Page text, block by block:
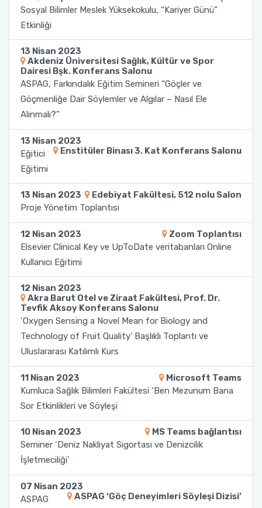
Sosyal Bilimler Meslek Yüksekokulu, “Kariyer Günü”
Etkinliği
13 Nisan 2023
Akdeniz Üniversitesi Sağlık, Kültür ve Spor
Dairesi Bşk. Konferans Salonu
ASPAG, Farkındalık Eğitim Semineri “Göçler ve
Göçmenliğe Dair Söylemler ve Algılar – Nasıl Ele
Alınmalı?”
13 Nisan 2023
Enstitüler Binası 3. Kat Konferans Salonu
Eğitici
Eğitimi
13 Nisan 2023
Edebiyat Fakültesi, 512 nolu Salon
Proje Yönetim Toplantısı
12 Nisan 2023
Zoom Toplantısı
Elsevier Clinical Key ve UpToDate veritabanları Online
Kullanıcı Eğitimi
12 Nisan 2023
Akra Barut Otel ve Ziraat Fakültesi, Prof. Dr.
Tevfik Aksoy Konferans Salonu
‘Oxygen Sensing a Novel Mean for Biology and
Technology of Fruit Quality’ Başlıklı Toplantı ve
Uluslararası Katılımlı Kurs
11 Nisan 2023
Microsoft Teams
Kumluca Sağlık Bilimleri Fakültesi ‘Ben Mezunum Bana
Sor Etkinlikleri ve Söyleşi
10 Nisan 2023
MS Teams bağlantısı
Seminer ‘Deniz Nakliyat Sigortası ve Denizcilik
İşletmeciliği’
07 Nisan 2023
ASPAG ‘Göç Deneyimleri Söyleşi Dizisi’
ASPAG
2022-2026 Stratejik Planı
Faaliyet Raporları
Akademik Tören
İlahiyat Fakültesi
İletişim Fakültesi
Kemer Denizcilik Fakültesi
Kumluca Sağlık Bilimleri Fakültesi
Manavgat Sosyal ve Beşeri Bilimler Fakültesi
Manavgat Turizm Fakültesi
Manavgat Yabancı Diller Fakültesi
Mimarlık Fakültesi
Mühendislik Fakültesi
Sağlık Bilimleri Fakültesi
Serik İşletme Fakültesi
Spor Bilimleri Fakültesi
Su Ürünleri Fakültesi
Tıp Fakültesi
Turizm Fakültesi
Ziraat Fakültesi
Sağlık Hizmetleri MYO
Serik Gülsün Süleyman Süral MYO
Sosyal Bilimler MYO
Teknik Bilimler MYO
Yapı İşleri ve Teknik Daire Başkanlığı
Uluslararası İlişkiler Ofisi
Mezun Bilgi Sistemi
Sıkça Sorulan Sorular
Online Sağlık Hizmetleri Randevu Sistemi
Yönetim Sistemi)
Dış Kaynaklı Proje Takip Sistemi
AB Projeleri
TÜBİTAK Projeleri
SciVal